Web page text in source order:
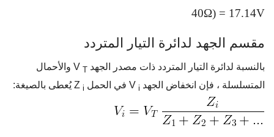
40Ω) = 17.14V
مقسم الجهد لدائرة التيار المتردد
بالنسبة لدائرة التيار المتردد ذات مصدر الجهد VT
والأحمال
المتسلسلة ، فإن انخفاض الجهد Vi في الحمل Zi يُعطى بالصيغة: